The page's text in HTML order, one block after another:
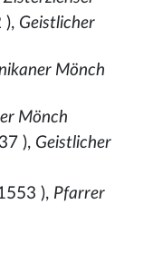
), Geistlicher
Mönch
Mönch
), Geistlicher
), Pfarrer